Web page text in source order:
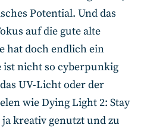
Potential. Und das
auf die gute alte
hat doch endlich ein
ist nicht so cyberpunkig
UV-Licht oder der
wie Dying Light 2: Stay
kreativ genutzt und zu